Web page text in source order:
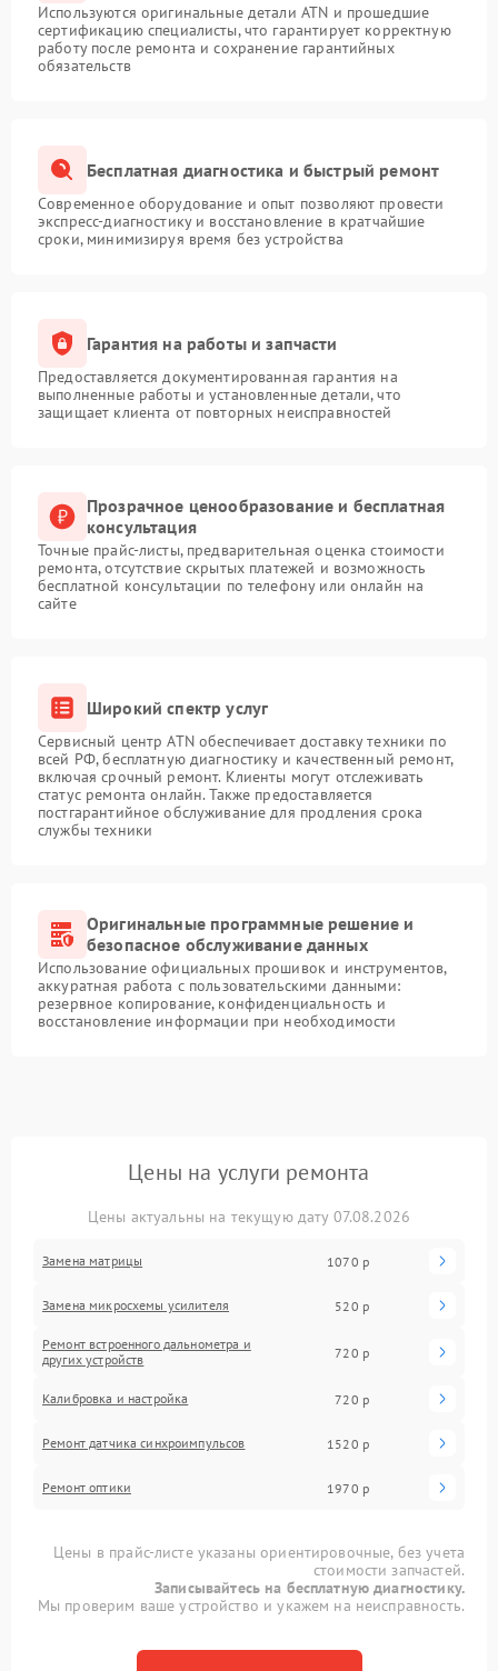
Используются оригинальные детали ATN и прошедшие
сертификацию специалисты, что гарантирует корректную
работу после ремонта и сохранение гарантийных
обязательств
Бесплатная диагностика и быстрый ремонт
Современное оборудование и опыт позволяют провести
экспресс-диагностику и восстановление в кратчайшие
сроки, минимизируя время без устройства
Гарантия на работы и запчасти
Предоставляется документированная гарантия на
выполненные работы и установленные детали, что
защищает клиента от повторных неисправностей
Прозрачное ценообразование и бесплатная
консультация
Точные прайс-листы, предварительная оценка стоимости
ремонта, отсутствие скрытых платежей и возможность
бесплатной консультации по телефону или онлайн на
сайте
Широкий спектр услуг
Сервисный центр ATN обеспечивает доставку техники по
всей РФ, бесплатную диагностику и качественный ремонт,
включая срочный ремонт. Клиенты могут отслеживать
статус ремонта онлайн. Также предоставляется
постгарантийное обслуживание для продления срока
службы техники
Оригинальные программные решение и
безопасное обслуживание данных
Использование официальных прошивок и инструментов,
аккуратная работа с пользовательскими данными:
резервное копирование, конфиденциальность и
восстановление информации при необходимости
Цены на услуги ремонта
Цены актуальны на текущую дату 07.08.2026
Замена матрицы 1070 р
Замена микросхемы усилителя 520 р
Ремонт встроенного дальнометра и
других устройств
720 р
Калибровка и настройка 720 р
Ремонт датчика синхроимпульсов 1520 р
Ремонт оптики 1970 р
Цены в прайс-листе указаны ориентировочные, без учета
стоимости запчастей.
Записывайтесь на бесплатную диагностику.
Мы проверим ваше устройство и укажем на неисправность.